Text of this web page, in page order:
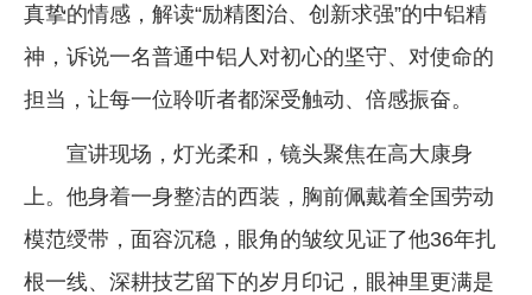
真挚的情感，解读“励精图治、创新求强”的中铝精
神，诉说一名普通中铝人对初心的坚守、对使命的
担当，让每一位聆听者都深受触动、倍感振奋。
宣讲现场，灯光柔和，镜头聚焦在高大康身
上。他身着一身整洁的西装，胸前佩戴着全国劳动
模范绶带，面容沉稳，眼角的皱纹见证了他36年扎
根一线、深耕技艺留下的岁月印记，眼神里更满是